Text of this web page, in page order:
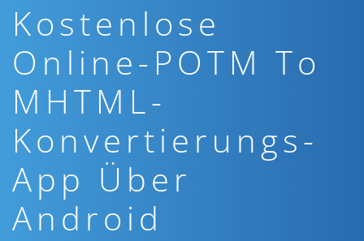
Kostenlose
Online-POTM To
MHTML-
Konvertierungs-
App Über
Android